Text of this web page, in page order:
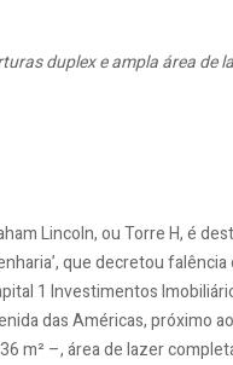
duplex e ampla área de
Lincoln, ou Torre H, é
que decretou
1 Investimentos
das Américas, próximo
m² –, área de lazer